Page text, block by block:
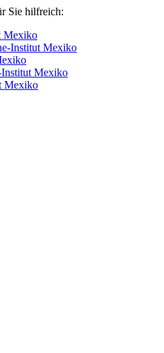
Sie hilfreich:
Mexiko
Institut Mexiko
Institut Mexiko
Mexiko